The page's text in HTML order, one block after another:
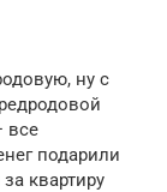
ну с
все
подарили
квартиру